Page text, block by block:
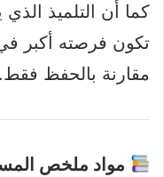
كما أن التلميذ
تكون فرصته أكبر
مقارنة بالحفظ فقط.
مواد ملخص